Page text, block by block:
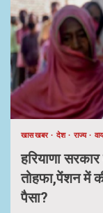
खास खबर देश राज्य
हरियाणा
तोहफा,पेंशन में
पैसा?